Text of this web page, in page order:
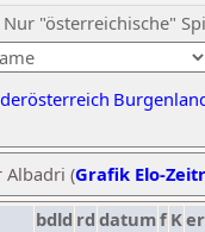
Nur "österreichische"
Albadri (Grafik Elo-
bdld rd datumf K